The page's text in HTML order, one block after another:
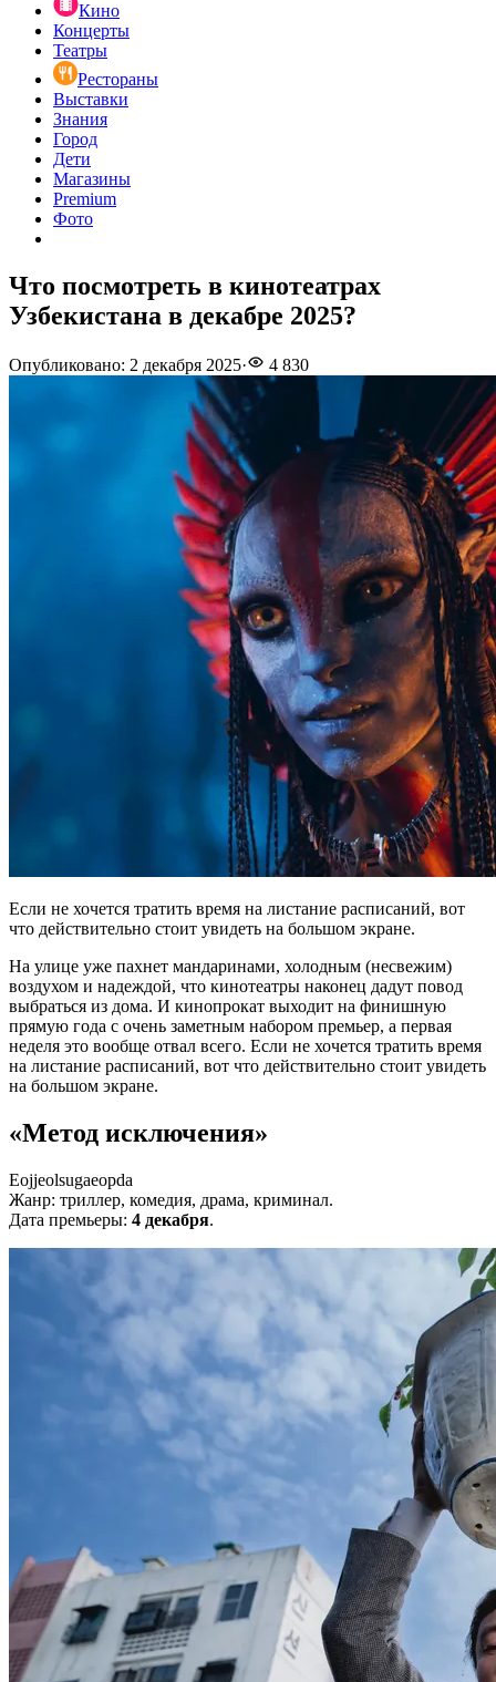
Кино
Концерты
Театры
Рестораны
Выставки
Знания
Город
Дети
Магазины
Premium
Фото
Что посмотреть в кинотеатрах
Узбекистана в декабре 2025?
Опубликовано: 2 декабря 2025· 4 830
Если не хочется тратить время на листание расписаний, вот
что действительно стоит увидеть на большом экране.
На улице уже пахнет мандаринами, холодным (несвежим)
воздухом и надеждой, что кинотеатры наконец дадут повод
выбраться из дома. И кинопрокат выходит на финишную
прямую года с очень заметным набором премьер, а первая
неделя это вообще отвал всего. Если не хочется тратить время
на листание расписаний, вот что действительно стоит увидеть
на большом экране.
«Метод исключения»
Eojjeolsugaeopda
Жанр: триллер, комедия, драма, криминал.
Дата премьеры: 4 декабря.